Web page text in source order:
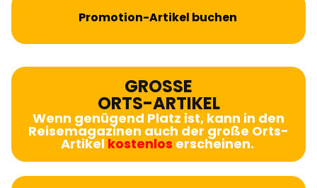
Promotion-Artikel buchen
GROSSE
ORTS-ARTIKEL
Wenn genügend Platz ist, kann in den
Reisemagazinen auch der große Orts-
Artikel kostenlos erscheinen.